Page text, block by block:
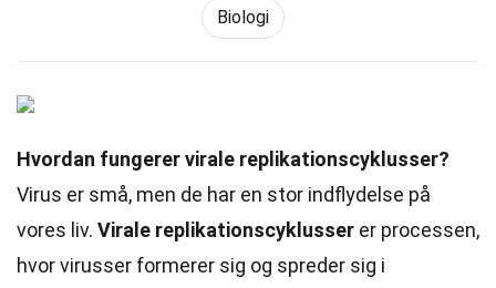
Biologi
Hvordan fungerer virale replikationscyklusser?
Virus er små, men de har en stor indflydelse på
vores liv. Virale replikationscyklusser er processen,
hvor virusser formerer sig og spreder sig i